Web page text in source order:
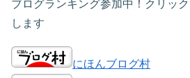
ブログランキング参加中！クリッ
します
にほんブログ村